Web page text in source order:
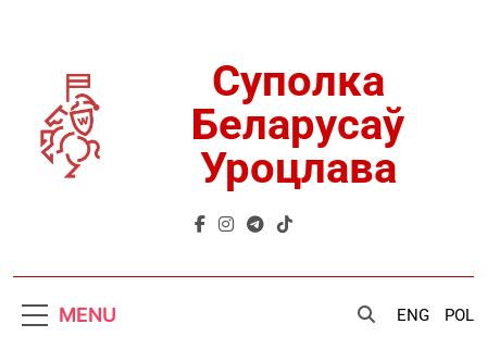
Суполка
Беларусаў
Уроцлава
ENG POL
MENU